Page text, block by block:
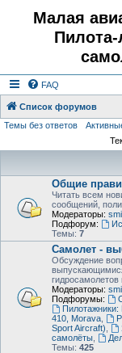
Малая
FAQ
Список форумов
Темы без ответов
Общие
Читать всем
сообщений,
Модераторы:
Подфорум:
Темы: 7
Самолет -
Обсуждение
Модераторы:
Подфорумы:
Пилотажники:
410, Morava
Sport Aircraft)
самолёты
Темы: 425